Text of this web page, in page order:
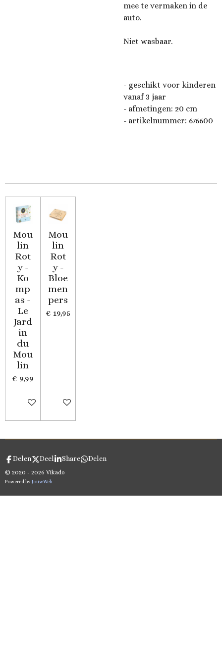
mee te vermaken in de
auto.
Niet wasbaar.
- geschikt voor kinderen
vanaf 3 jaar
- afmetingen: 20 cm
- artikelnummer: 676600
Mou
lin
Rot
y -
Ko
mp
as -
Le
Jard
in
du
Mou
lin
€ 9,99
In winkelwagen
Mou
lin
Rot
y -
Bloe
men
pers
€ 19,95
In winkelwagen
Delen Deel Share Delen
© 2020 - 2026 Vikado
Powered byJouwWeb